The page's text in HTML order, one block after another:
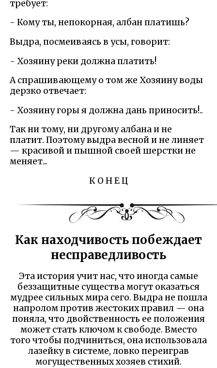
требует:
- Кому ты, непокорная, албан платишь?
Выдра, посмеиваясь в усы, говорит:
- Хозяину реки должна платить!
А спрашивающему о том же Хозяину воды
дерзко отвечает:
- Хозяину горы я должна дань приносить!..
Так ни тому, ни другому албана и не
платит. Поэтому выдра весной и не линяет
— красивой и пышной своей шерстки не
меняет...
К О Н Е Ц
Как находчивость побеждает
несправедливость
Эта история учит нас, что иногда самые
беззащитные существа могут оказаться
мудрее сильных мира сего. Выдра не пошла
напролом против жестоких правил — она
поняла, что двойственность ее положения
может стать ключом к свободе. Вместо
того чтобы подчиниться, она использовала
лазейку в системе, ловко переиграв
могущественных хозяев стихий.